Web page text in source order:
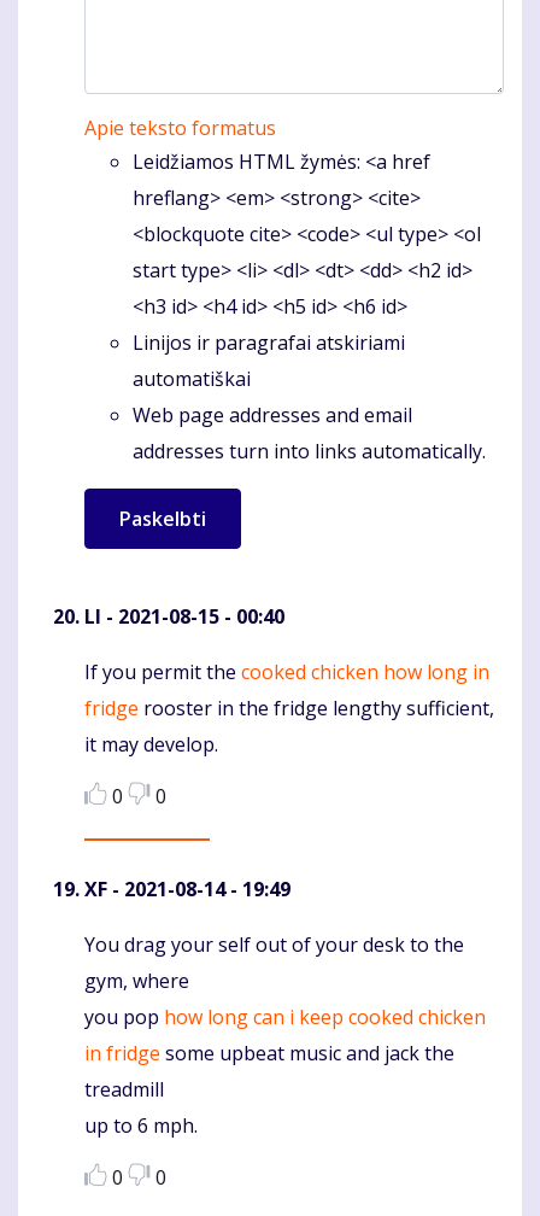
Apie teksto formatus
Leidžiamos HTML žymės: <a href
hreflang> <em> <strong> <cite>
<blockquote cite> <code> <ul type> <ol
start type> <li> <dl> <dt> <dd> <h2 id>
<h3 id> <h4 id> <h5 id> <h6 id>
Linijos ir paragrafai atskiriami
automatiškai
Web page addresses and email
addresses turn into links automatically.
LI - 2021-08-15 - 00:40
Komentaras
If you permit the cooked chicken how long in
fridge rooster in the fridge lengthy sufficient,
it may develop.
0
0
XF - 2021-08-14 - 19:49
Komentaras
You drag your self out of your desk to the
gym, where
you pop how long can i keep cooked chicken
in fridge some upbeat music and jack the
treadmill
up to 6 mph.
0
0